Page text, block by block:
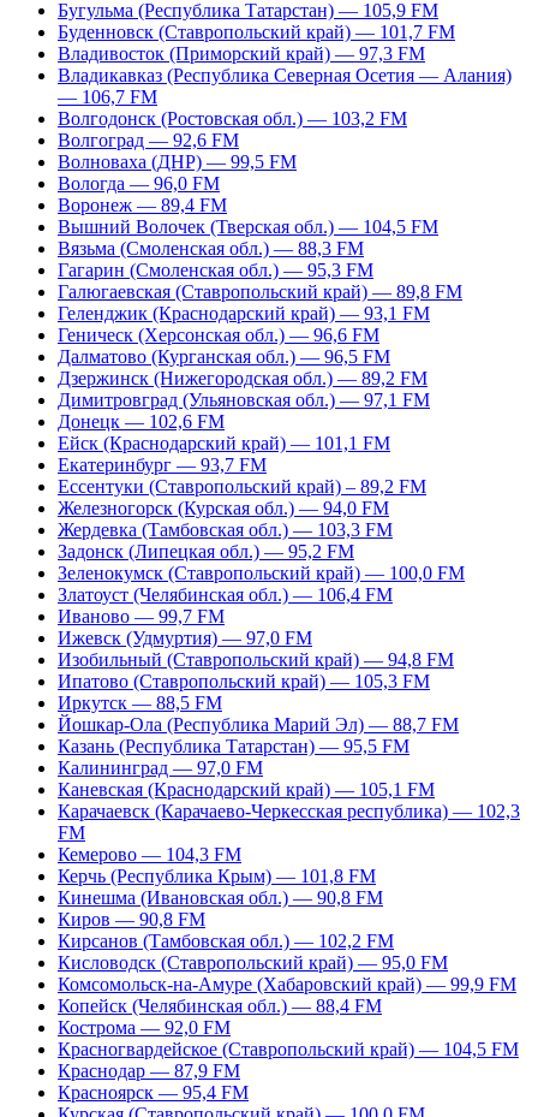
Бугульма (Республика Татарстан) — 105,9 FM
Буденновск (Ставропольский край) — 101,7 FM
Владивосток (Приморский край) — 97,3 FM
Владикавказ (Республика Северная Осетия — Алания)
— 106,7 FM
Волгодонск (Ростовская обл.) — 103,2 FM
Волгоград — 92,6 FM
Волноваха (ДНР) — 99,5 FM
Вологда — 96,0 FM
Воронеж — 89,4 FM
Вышний Волочек (Тверская обл.) — 104,5 FM
Вязьма (Смоленская обл.) — 88,3 FM
Гагарин (Смоленская обл.) — 95,3 FM
Галюгаевская (Ставропольский край) — 89,8 FM
Геленджик (Краснодарский край) — 93,1 FM
Геническ (Херсонская обл.) — 96,6 FM
Далматово (Курганская обл.) — 96,5 FM
Дзержинск (Нижегородская обл.) — 89,2 FM
Димитровград (Ульяновская обл.) — 97,1 FM
Донецк — 102,6 FM
Ейск (Краснодарский край) — 101,1 FM
Екатеринбург — 93,7 FM
Ессентуки (Ставропольский край) – 89,2 FM
Железногорск (Курская обл.) — 94,0 FM
Жердевка (Тамбовская обл.) — 103,3 FM
Задонск (Липецкая обл.) — 95,2 FM
Зеленокумск (Ставропольский край) — 100,0 FM
Златоуст (Челябинская обл.) — 106,4 FM
Иваново — 99,7 FM
Ижевск (Удмуртия) — 97,0 FM
Изобильный (Ставропольский край) — 94,8 FM
Ипатово (Ставропольский край) — 105,3 FM
Иркутск — 88,5 FM
Йошкар-Ола (Республика Марий Эл) — 88,7 FM
Казань (Республика Татарстан) — 95,5 FM
Калининград — 97,0 FM
Каневская (Краснодарский край) — 105,1 FM
Карачаевск (Карачаево-Черкесская республика) — 102,3
FM
Кемерово — 104,3 FM
Керчь (Республика Крым) — 101,8 FM
Кинешма (Ивановская обл.) — 90,8 FM
Киров — 90,8 FM
Кирсанов (Тамбовская обл.) — 102,2 FM
Кисловодск (Ставропольский край) — 95,0 FM
Комсомольск-на-Амуре (Хабаровский край) — 99,9 FM
Копейск (Челябинская обл.) — 88,4 FM
Кострома — 92,0 FM
Красногвардейское (Ставропольский край) — 104,5 FM
Краснодар — 87,9 FM
Красноярск — 95,4 FM